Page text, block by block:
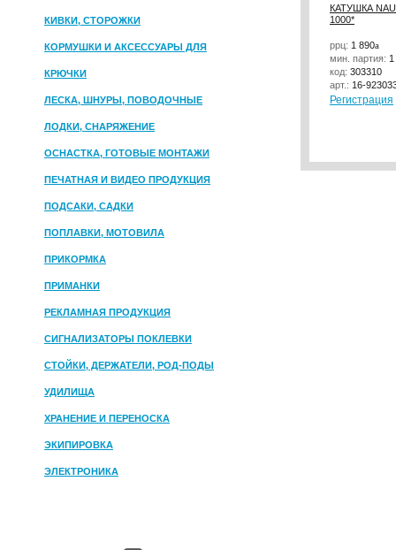
КИВКИ, СТОРОЖКИ
КОРМУШКИ И АКСЕССУАРЫ ДЛЯ
ПРИКОРМКИ
КРЮЧКИ
ЛЕСКА, ШНУРЫ, ПОВОДОЧНЫЕ
МАТЕРИАЛЫ
ЛОДКИ, СНАРЯЖЕНИЕ
ОСНАСТКА, ГОТОВЫЕ МОНТАЖИ
ПЕЧАТНАЯ И ВИДЕО ПРОДУКЦИЯ
ПОДСАКИ, САДКИ
ПОПЛАВКИ, МОТОВИЛА
ПРИКОРМКА
ПРИМАНКИ
РЕКЛАМНАЯ ПРОДУКЦИЯ
СИГНАЛИЗАТОРЫ ПОКЛЕВКИ
СТОЙКИ, ДЕРЖАТЕЛИ, РОД-ПОДЫ
УДИЛИЩА
ХРАНЕНИЕ И ПЕРЕНОСКА
ЭКИПИРОВКА
ЭЛЕКТРОНИКА
КАТУШКА
1000*
ррц: 1 890a
мин. партия: 1
код: 303310
арт.: 16-
Регистрация